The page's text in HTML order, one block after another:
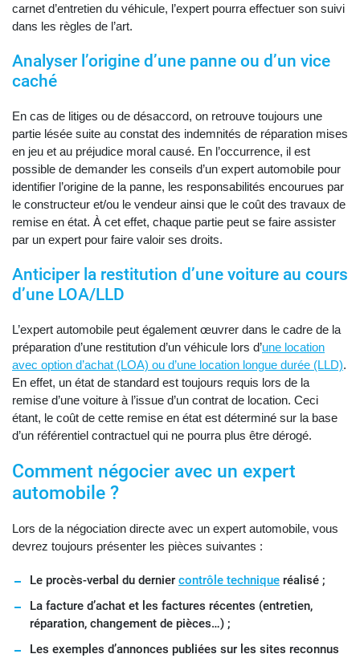
carnet d’entretien du véhicule, l’expert pourra effectuer son suivi
dans les règles de l’art.
Analyser l’origine d’une panne ou d’un vice
caché
En cas de litiges ou de désaccord, on retrouve toujours une
partie lésée suite au constat des indemnités de réparation mises
en jeu et au préjudice moral causé. En l’occurrence, il est
possible de demander les conseils d’un expert automobile pour
identifier l’origine de la panne, les responsabilités encourues par
le constructeur et/ou le vendeur ainsi que le coût des travaux de
remise en état. À cet effet, chaque partie peut se faire assister
par un expert pour faire valoir ses droits.
Anticiper la restitution d’une voiture au cours
d’une LOA/LLD
L’expert automobile peut également œuvrer dans le cadre de la
préparation d’une restitution d’un véhicule lors d’une location
avec option d’achat (LOA) ou d’une location longue durée (LLD).
En effet, un état de standard est toujours requis lors de la
remise d’une voiture à l’issue d’un contrat de location. Ceci
étant, le coût de cette remise en état est déterminé sur la base
d’un référentiel contractuel qui ne pourra plus être dérogé.
Comment négocier avec un expert
automobile ?
Lors de la négociation directe avec un expert automobile, vous
devrez toujours présenter les pièces suivantes :
Le procès-verbal du dernier contrôle technique réalisé ;
La facture d’achat et les factures récentes (entretien,
réparation, changement de pièces…) ;
Les exemples d’annonces publiées sur les sites reconnus